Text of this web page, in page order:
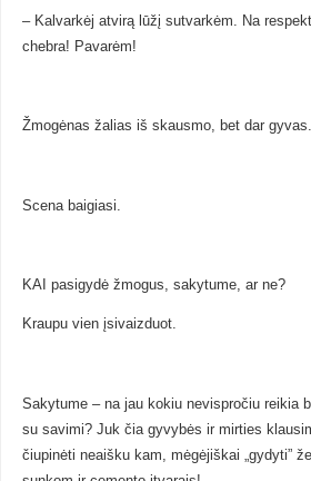
– Kalvarkėj atvirą lūžį sutvarkėm. Na
chebra! Pavarėm!
Žmogėnas žalias iš skausmo, bet dar gyvas.
Scena baigiasi.
KAI pasigydė žmogus, sakytume, ar ne?
Kraupu vien įsivaizduot.
Sakytume – na jau kokiu nevispročiu reikia
su savimi? Juk čia gyvybės ir mirties
čiupinėti neaišku kam, mėgėjiškai „gydyti”